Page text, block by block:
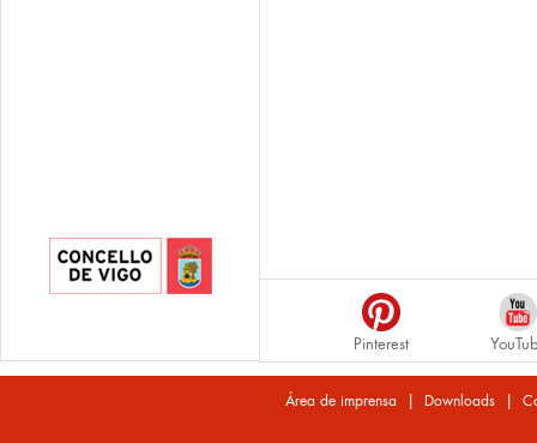
Pinterest
Área de imprensa | Downloads |